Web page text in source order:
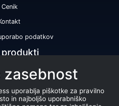
Cenik
podatkov
produkti
ocena
poročilo
odličnosti
zasebnost
uporablja piškotke za pravilno
in najboljšo uporabniško